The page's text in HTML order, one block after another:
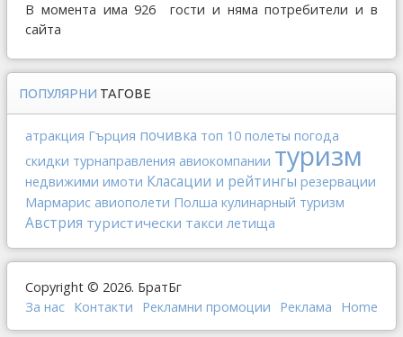
В момента има 926 гости и няма потребители и в
сайта
ПОПУЛЯРНИ ТАГОВЕ
атракция Гърция почивка топ 10 полеты погода
скидки турнаправления авиокомпании туризм
недвижими имоти Класации и рейтингы резервации
Мармарис авиополети Полша кулинарный туризм
Австрия туристически такси летища
Copyright © 2026. БратБг
За нас Контакти Рекламни промоции Реклама Home